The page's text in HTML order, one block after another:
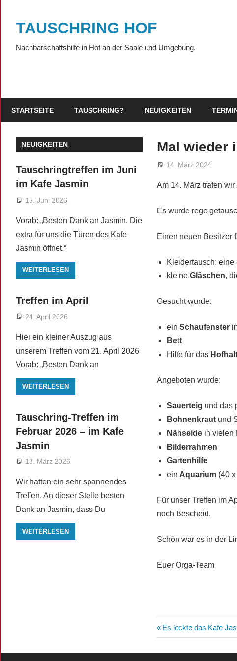
springenTAUSCHRING HOF
Nachbarschaftshilfe in Hof an der Saale und Umgebung.
STARTSEITE TAUSCHRING? NEUIGKEITEN
Mal wieder
14. März 2024
Am 14. März trafen
Es wurde rege
Einen neuen Besitzer
Kleidertausch: eine
kleineGläschen,
Gesucht wurde:
einSchaufenster
Bett
Hilfe für das
Angeboten wurde:
Sauerteig und das
Bohnenkraut und
Nähseide in vielen
Bilderrahmen
Gartenhilfe
ein Aquarium (40
Für unser Treffen im
noch Bescheid.
Schön war es in der
Euer Orga-Team
Vorheriger
Beitrag:
Es lockte das Kafe
NEUIGKEITEN
Tauschringtreffen im Juni
im Kafe Jasmin
15. Juni 2026
Vorab: „Besten Dank an Jasmin. Die
extra für uns die Türen des Kafe
Jasmin öffnet.“
WEITERLESEN
Treffen im April
24. April 2026
Hier ein kleiner Auszug aus
unserem Treffen vom 21. April 2026
Vorab: „Besten Dank an
WEITERLESEN
Tauschring-Treffen im
Februar 2026 – im Kafe
Jasmin
13. März 2026
Wir hatten ein sehr spannendes
Treffen. An dieser Stelle besten
Dank an Jasmin, dass Du
WEITERLESEN